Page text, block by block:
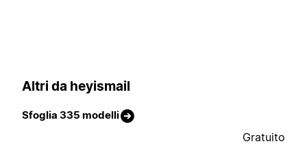
Altri da heyismail
Sfoglia 335 modelli
Gratuito